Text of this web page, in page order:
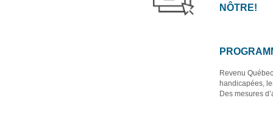
NÔTRE!
Revenu
handicapées,
Des mesures